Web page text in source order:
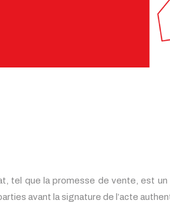
tel que la promesse de vente, est
avant la signature de l’acte